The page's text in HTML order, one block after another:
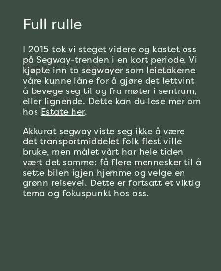
Full rulle
I 2015 tok vi steget videre og kastet oss
på Segway-trenden i en kort periode. Vi
kjøpte inn to segwayer som leietakerne
våre kunne låne for å gjøre det lettvint
å bevege seg til og fra møter i sentrum,
eller lignende. Dette kan du lese mer om
hos Estate her.
Akkurat segway viste seg ikke å være
det transportmiddelet folk flest ville
bruke, men målet vårt har hele tiden
vært det samme: få flere mennesker til å
sette bilen igjen hjemme og velge en
grønn reisevei. Dette er fortsatt et viktig
tema og fokuspunkt hos oss.